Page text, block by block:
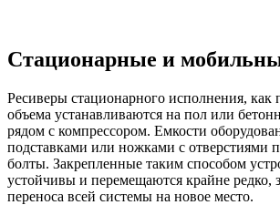
Стационарные и
Ресиверы стационарного исполнения, как
объема устанавливаются на пол или
рядом с компрессором. Емкости
подставками или ножками с отверстиями
болты. Закрепленные таким способом
устойчивы и перемещаются крайне редко,
переноса всей системы на новое место.